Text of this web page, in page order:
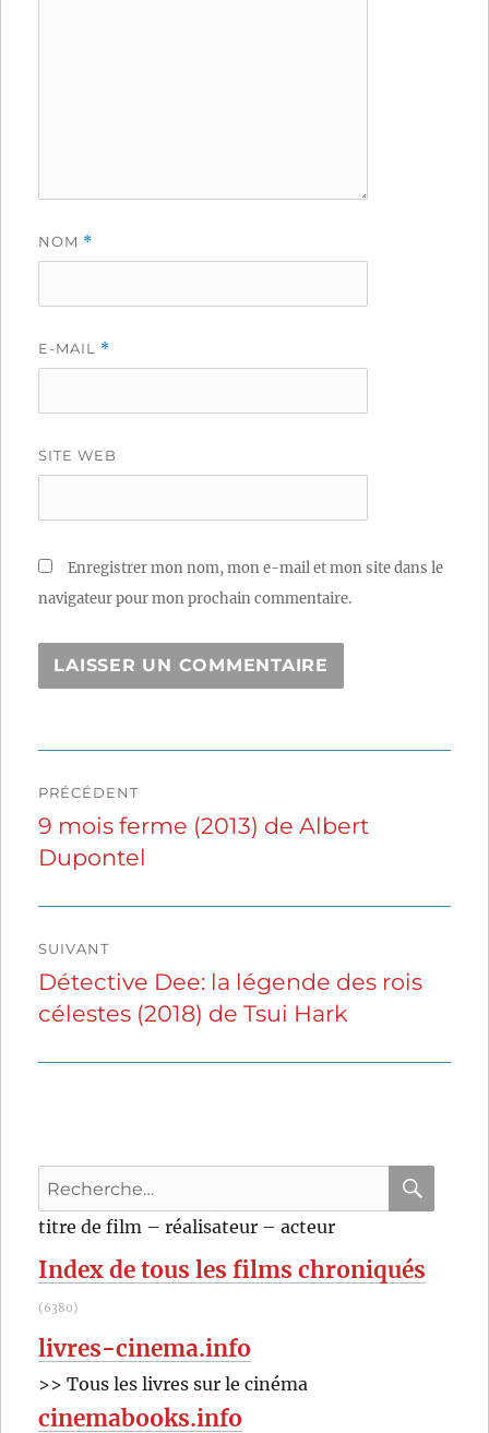
NOM *
E-MAIL *
SITE WEB
Enregistrer mon nom, mon e-mail et mon site dans le
navigateur pour mon prochain commentaire.
de
l’article
PRÉCÉDENT
Publication
précédente :
9 mois ferme (2013) de Albert
Dupontel
SUIVANT
Publication
suivante :
Détective Dee: la légende des rois
célestes (2018) de Tsui Hark
Recherche
pour
:
titre de film – réalisateur – acteur
Index de tous les films chroniqués
(6380)
livres-cinema.info
>> Tous les livres sur le cinéma
cinemabooks.info